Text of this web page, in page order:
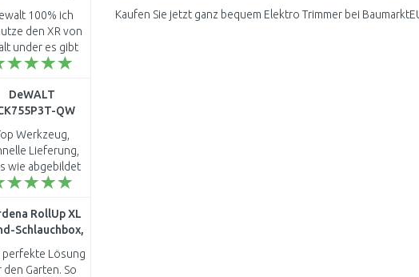
Kaufen Sie jetzt ganz bequem Elektro Trimmer bei
18V/ohne
Akku und
Ladegerät)
100% ich
den XR von
under es gibt
beserres auf
DeWALT
QW
3x5,0Ah)
3xTstak
Werkzeug,
Lieferung,
wie abgebildet
beschrieben.
RollUp XL
Schlauchbox,
Türkis, 18630-
20
perfekte Lösung
den Garten. So